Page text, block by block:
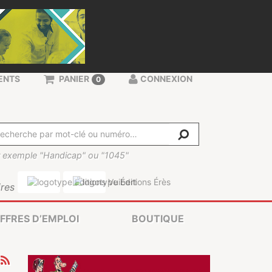
exemple "Handicap" ou "1045"
PANIER 0 CONNEXION
D’EMPLOI BOUTIQUE